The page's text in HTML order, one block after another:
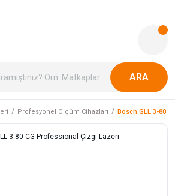
ARA
Profesyonel Ölçüm Cihazları Bosch GLL 3-80